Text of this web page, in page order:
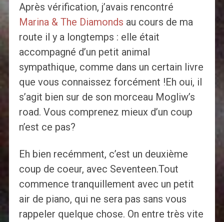
Après vérification, j’avais rencontré
Marina & The Diamonds au cours de ma
route il y a longtemps : elle était
accompagné d’un petit animal
sympathique, comme dans un certain livre
que vous connaissez forcément !Eh oui, il
s’agit bien sur de son morceau Mogliw’s
road. Vous comprenez mieux d’un coup
n’est ce pas?
Eh bien recémment, c’est un deuxième
coup de coeur, avec Seventeen.Tout
commence tranquillement avec un petit
air de piano, qui ne sera pas sans vous
rappeler quelque chose. On entre très vite